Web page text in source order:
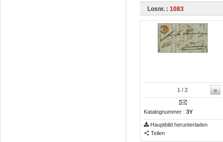
Losnr. : 1083
»
1 / 2
Katalognummer : 3Y
Hauptbild herunterladen
Teilen